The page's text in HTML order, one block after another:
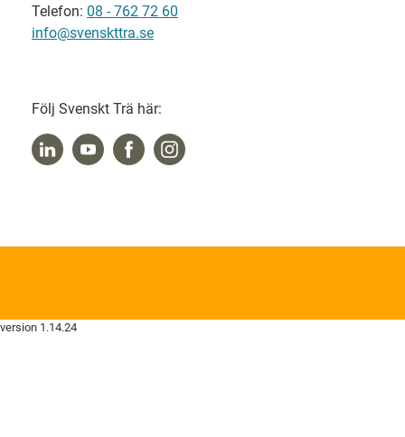
Telefon: 08 - 762 72 60
info@svenskttra.se
Följ Svenskt Trä här:
version 1.14.24